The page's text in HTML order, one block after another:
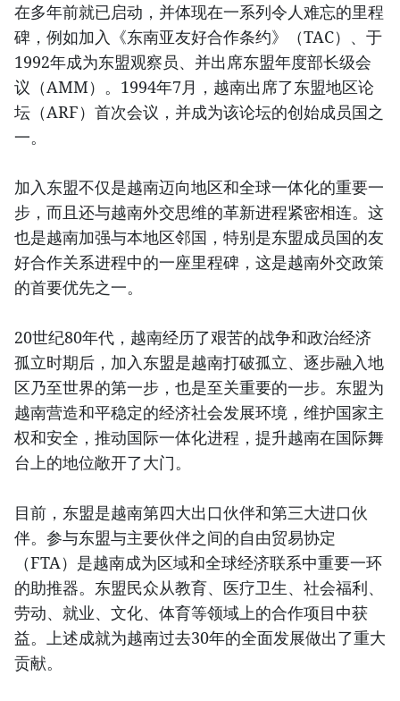
在多年前就已启动，并体现在一系列令人难忘的里程
碑，例如加入《东南亚友好合作条约》（TAC）、于
1992年成为东盟观察员、并出席东盟年度部长级会
议（AMM）。1994年7月，越南出席了东盟地区论
坛（ARF）首次会议，并成为该论坛的创始成员国之
一。
加入东盟不仅是越南迈向地区和全球一体化的重要一
步，而且还与越南外交思维的革新进程紧密相连。这
也是越南加强与本地区邻国，特别是东盟成员国的友
好合作关系进程中的一座里程碑，这是越南外交政策
的首要优先之一。
20世纪80年代，越南经历了艰苦的战争和政治经济
孤立时期后，加入东盟是越南打破孤立、逐步融入地
区乃至世界的第一步，也是至关重要的一步。东盟为
越南营造和平稳定的经济社会发展环境，维护国家主
权和安全，推动国际一体化进程，提升越南在国际舞
台上的地位敞开了大门。
目前，东盟是越南第四大出口伙伴和第三大进口伙
伴。参与东盟与主要伙伴之间的自由贸易协定
（FTA）是越南成为区域和全球经济联系中重要一环
的助推器。东盟民众从教育、医疗卫生、社会福利、
劳动、就业、文化、体育等领域上的合作项目中获
益。上述成就为越南过去30年的全面发展做出了重大
贡献。